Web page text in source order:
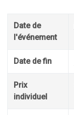
Date de
l'événement
Date de fin
Prix
individuel